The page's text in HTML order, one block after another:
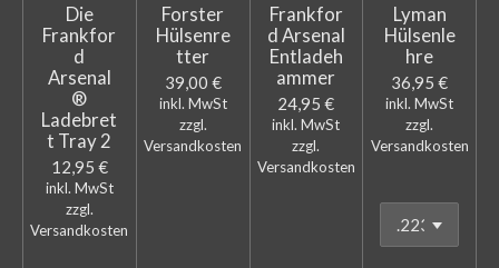
Die
Frankfor
d
Arsenal
®
Ladebret
t Tray 2
12,95 €
inkl. MwSt
zzgl.
Versandkosten
Forster
Hülsenre
tter
39,00 €
inkl. MwSt
zzgl.
Versandkosten
Frankfor
d Arsenal
Entladeh
ammer
24,95 €
inkl. MwSt
zzgl.
Versandkosten
Lyman
Hülsenle
hre
36,95 €
inkl. MwSt
zzgl.
Versandkosten